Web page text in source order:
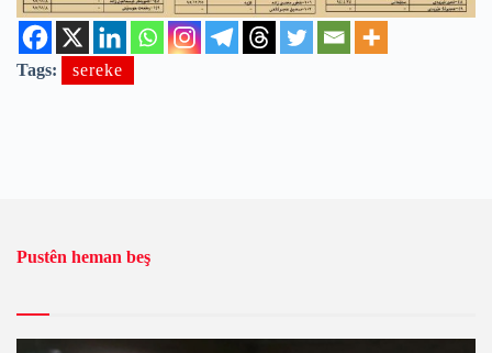
Tags: sereke
Pustên heman beş